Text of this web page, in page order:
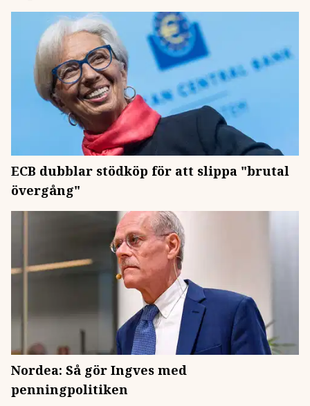
ECB dubblar stödköp för att slippa "brutal
övergång"
Nordea: Så gör Ingves med
penningpolitiken